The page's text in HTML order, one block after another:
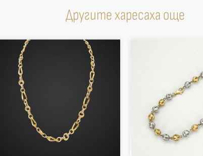
Другите харесаха още